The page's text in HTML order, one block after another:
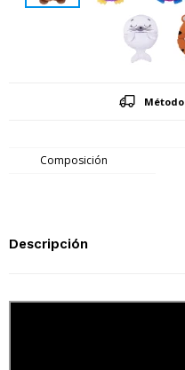
Composición
Descripción